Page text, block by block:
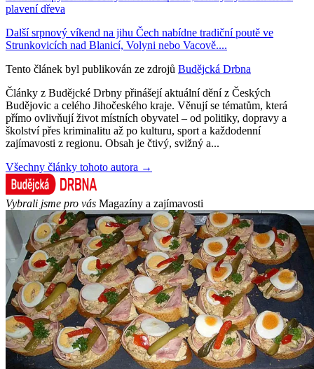
plavení dřeva
Další srpnový víkend na jihu Čech nabídne tradiční poutě ve
Strunkovicích nad Blanicí, Volyni nebo Vacově....
Tento článek byl publikován ze zdrojů Budějcká Drbna
Články z Budějcké Drbny přinášejí aktuální dění z Českých
Budějovic a celého Jihočeského kraje. Věnují se tématům, která
přímo ovlivňují život místních obyvatel – od politiky, dopravy a
školství přes kriminalitu až po kulturu, sport a každodenní
zajímavosti z regionu. Obsah je čtivý, svižný a...
Všechny články tohoto autora →
Vybrali jsme pro vás Magazíny a zajímavosti